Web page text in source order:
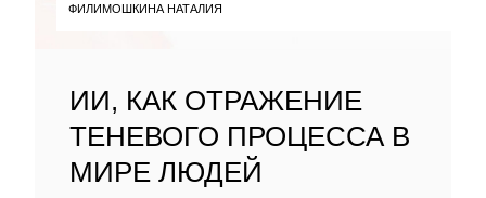
ФИЛИМОШКИНА НАТАЛИЯ
ИИ, КАК ОТРАЖЕНИЕ
ТЕНЕВОГО ПРОЦЕССА В
МИРЕ ЛЮДЕЙ